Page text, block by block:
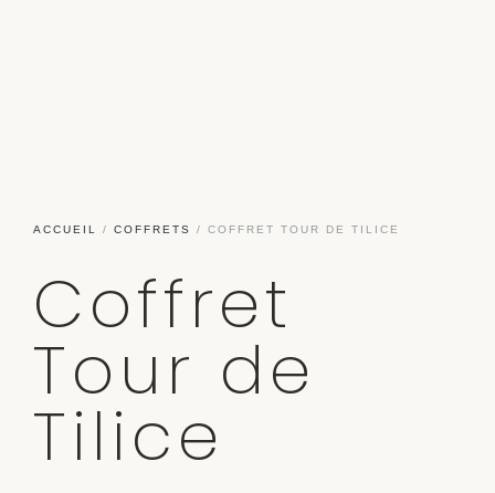
ACCUEIL / COFFRETS / COFFRET TOUR DE TILICE
Coffret
Tour de
Tilice